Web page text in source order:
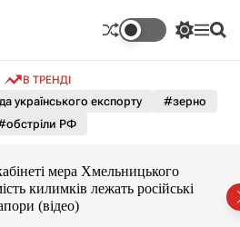
П
м
к
о
М П
В ТРЕНДІ
українського експорту
#зерно
РФ
мера Хмельницького
килимків лежать російські
(відео)